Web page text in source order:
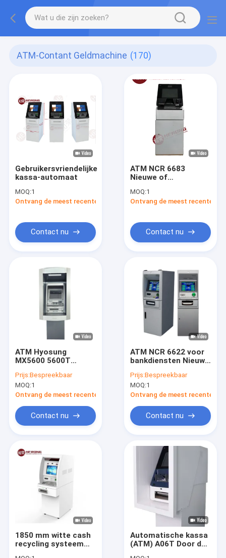
ATM-Contant Geldmachine (170)
Gebruikersvriendelijke
kassa-automaat
MOQ:1
Ontvang de meest recente Prijs
Contact nu
ATM NCR 6683
Nieuwe of
intelligente hoge
kwaliteit
MOQ:1
Ontvang de meest recente
Contact nu
ATM Hyosung
MX5600 5600T
Precision Security
Intelligent Machine
Prijs:Bespreekbaar
MOQ:1
Ontvang de meest recente Prijs
Contact nu
ATM NCR 6622 voor
bankdiensten Nieuw
Intelligent
gebruikersvriendelijk
Prijs:Bespreekbaar
MOQ:1
Ontvang de meest recente
Contact nu
1850 mm witte cash
recycling systeem
Automatische kassa
(ATM) A06T Door de